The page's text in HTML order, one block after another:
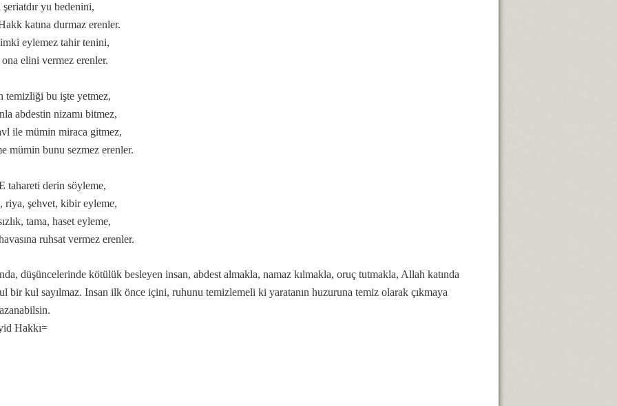
Aşk-ı niyazımla, Hu erenler ve Can“ hitap ve manaları.
biz.
kabullendiler
yu bedenini,
katına durmaz erenler.
eylemez tahir tenini,
elini vermez erenler.
temizliği bu işte yetmez,
abdestin nizamı bitmez,
ile mümin miraca gitmez,
mümin bunu sezmez erenler.
tahareti derin söyleme,
riya, şehvet, kibir eyleme,
tama, haset eyleme,
ruhsat vermez erenler.
düşüncelerinde kötülük besleyen insan, abdest almakla, namaz kılmakla, oruç tutmakla, Allah katında
bir kul sayılmaz. Insan ilk önce içini, ruhunu temizlemeli ki yaratanın huzuruna temiz olarak çıkmaya
Hakkı=